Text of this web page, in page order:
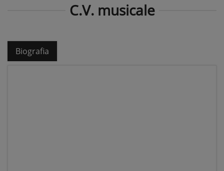
C.V. musicale
Biografia